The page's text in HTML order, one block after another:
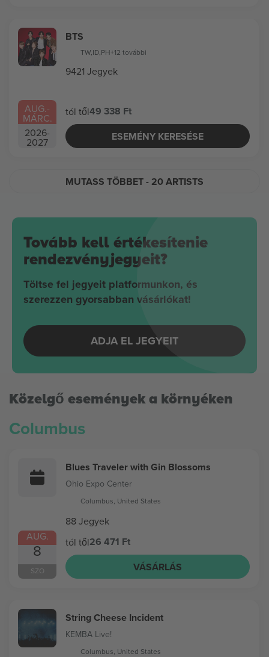
AUG.-
MÁRC.
2026-
2027
BTS
TW,ID,PH+12 további
9421 Jegyek
tól től49 338 Ft
ESEMÉNY KERESÉSE
MUTASS TÖBBET- 20 ARTISTS
Tovább kell értékesítenie
rendezvényjegyeit?
Töltse fel jegyeit platformunkon, és
szerezzen gyorsabban vásárlókat!
ADJA EL JEGYEIT
Közelgő események a környéken
Columbus
AUG.
8
SZO
Blues Traveler with Gin Blossoms
Ohio Expo Center
Columbus, United States
88 Jegyek
tól től26 471 Ft
VÁSÁRLÁS
String Cheese Incident
KEMBA Live!
Columbus, United States